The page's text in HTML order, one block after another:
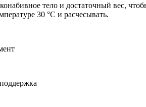
тело и достаточный вес,
30 °C и расчесывать.